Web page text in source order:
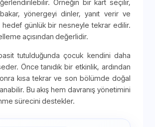
Örneğin bir kart seçilir,
yönergeyi dinler, yanıt verir ve
hedef günlük bir nesneyle tekrar edilir.
açısından değerlidir.
tutulduğunda çocuk kendini daha
Önce tanıdık bir etkinlik, ardından
kısa tekrar ve son bölümde doğal
Bu akış hem davranış yönetimini
sürecini destekler.